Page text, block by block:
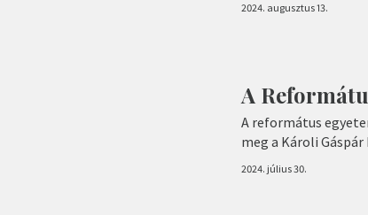
2024. augusztus 13.
A
A református
meg a Károli
2024. július 30.